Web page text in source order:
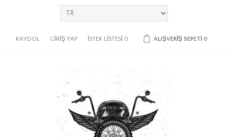
KAYDOL GIRIŞ YAP İSTEK LISTESI 0 ALIŞVERIŞ SEPETI 0